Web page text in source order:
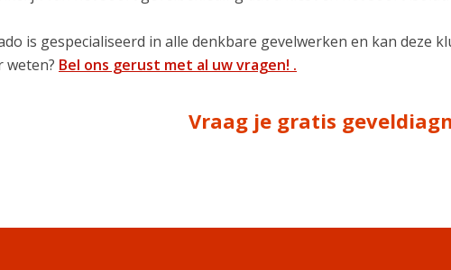
is gespecialiseerd in alle denkbare gevelwerken en kan deze
weten? Bel ons gerust met al uw vragen! .
Vraag je gratis